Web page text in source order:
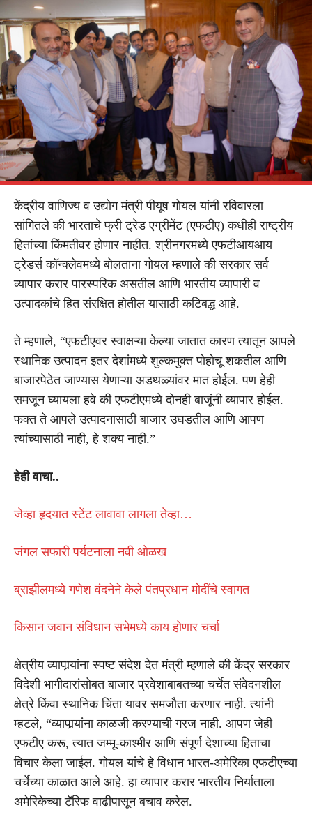
केंद्रीय वाणिज्य व उद्योग मंत्री पीयूष गोयल यांनी रविवारला
सांगितले की भारताचे फ्री ट्रेड एग्रीमेंट (एफटीए) कधीही राष्ट्रीय
हितांच्या किंमतीवर होणार नाहीत. श्रीनगरमध्ये एफटीआयआय
ट्रेडर्स कॉन्क्लेवमध्ये बोलताना गोयल म्हणाले की सरकार सर्व
व्यापार करार पारस्परिक असतील आणि भारतीय व्यापारी व
उत्पादकांचे हित संरक्षित होतील यासाठी कटिबद्ध आहे.
ते म्हणाले, “एफटीएवर स्वाक्षऱ्या केल्या जातात कारण त्यातून आपले
स्थानिक उत्पादन इतर देशांमध्ये शुल्कमुक्त पोहोचू शकतील आणि
बाजारपेठेत जाण्यास येणाऱ्या अडथळ्यांवर मात होईल. पण हेही
समजून घ्यायला हवे की एफटीएमध्ये दोनही बाजूंनी व्यापार होईल.
फक्त ते आपले उत्पादनासाठी बाजार उघडतील आणि आपण
त्यांच्यासाठी नाही, हे शक्य नाही.”
हेही वाचा..
जेव्हा हृदयात स्टेंट लावावा लागला तेव्हा…
जंगल सफारी पर्यटनाला नवी ओळख
ब्राझीलमध्ये गणेश वंदनेने केले पंतप्रधान मोदींचे स्वागत
किसान जवान संविधान सभेमध्ये काय होणार चर्चा
क्षेत्रीय व्यापार्‍यांना स्पष्ट संदेश देत मंत्री म्हणाले की केंद्र सरकार
विदेशी भागीदारांसोबत बाजार प्रवेशाबाबतच्या चर्चेत संवेदनशील
क्षेत्रे किंवा स्थानिक चिंता यावर समजौता करणार नाही. त्यांनी
म्हटले, “व्यापार्‍यांना काळजी करण्याची गरज नाही. आपण जेही
एफटीए करू, त्यात जम्मू-काश्मीर आणि संपूर्ण देशाच्या हिताचा
विचार केला जाईल. गोयल यांचे हे विधान भारत-अमेरिका एफटीएच्या
चर्चेच्या काळात आले आहे. हा व्यापार करार भारतीय निर्याताला
अमेरिकेच्या टॅरिफ वाढीपासून बचाव करेल.